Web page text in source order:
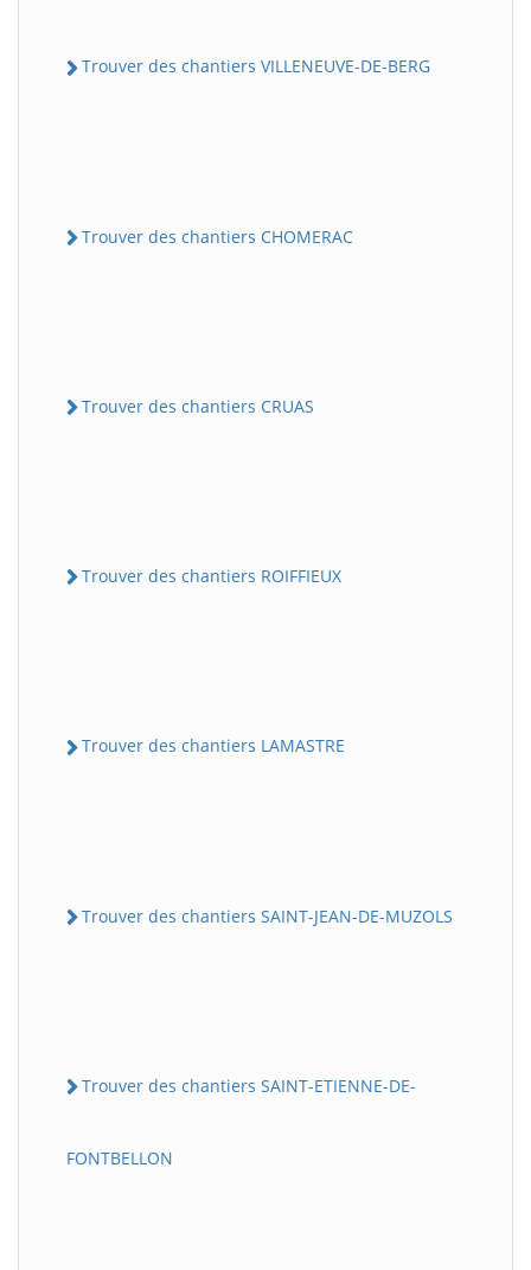
Trouver des chantiers VILLENEUVE-DE-BERG
Trouver des chantiers CHOMERAC
Trouver des chantiers CRUAS
Trouver des chantiers ROIFFIEUX
Trouver des chantiers LAMASTRE
Trouver des chantiers SAINT-JEAN-DE-MUZOLS
Trouver des chantiers SAINT-ETIENNE-DE-
FONTBELLON